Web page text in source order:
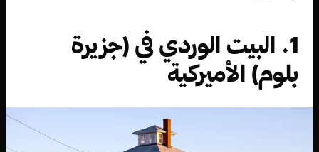
1. البيت الوردي في (جزيرة
بلوم) الأميركية